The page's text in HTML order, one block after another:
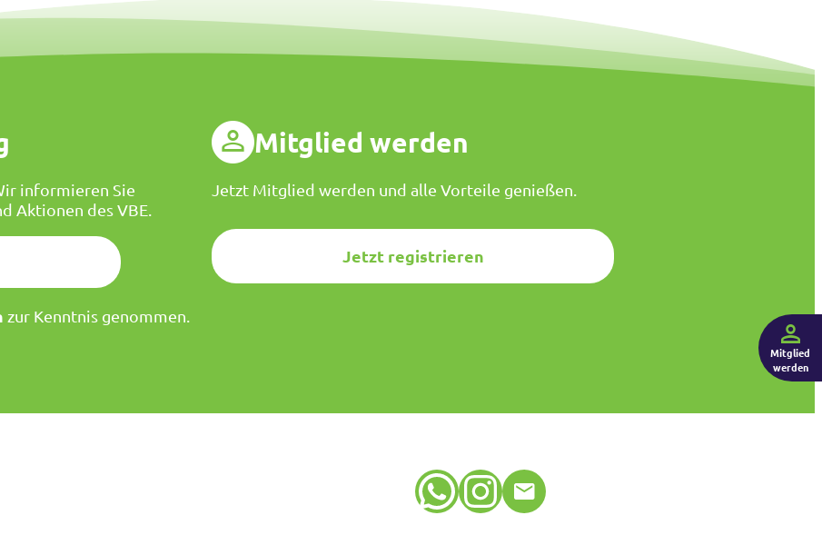
informieren Sie
Aktionen des VBE.
zur Kenntnis genommen.
Mitglied werden
Jetzt Mitglied werden und alle Vorteile genießen.
Jetzt registrieren
WhatsApp Instagram E-Mail
Mitglied
werden